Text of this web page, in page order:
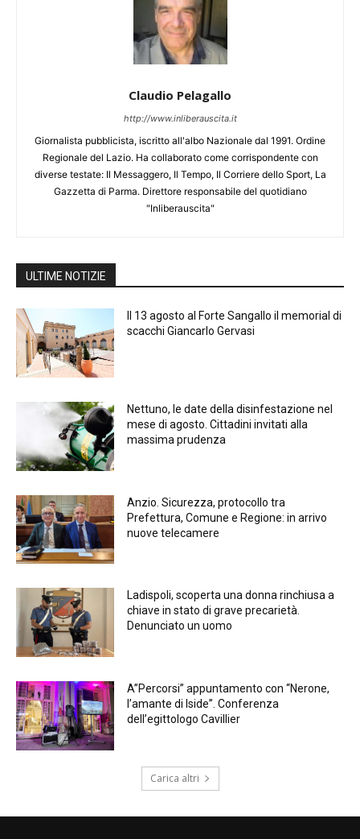
Claudio Pelagallo
http://www.inliberauscita.it
Giornalista pubblicista, iscritto all'albo Nazionale dal 1991. Ordine
Regionale del Lazio. Ha collaborato come corrispondente con
diverse testate: Il Messaggero, Il Tempo, Il Corriere dello Sport, La
Gazzetta di Parma. Direttore responsabile del quotidiano
"Inliberauscita"
ULTIME NOTIZIE
Il 13 agosto al Forte Sangallo il memorial di
scacchi Giancarlo Gervasi
Nettuno, le date della disinfestazione nel
mese di agosto. Cittadini invitati alla
massima prudenza
Anzio. Sicurezza, protocollo tra
Prefettura, Comune e Regione: in arrivo
nuove telecamere
Ladispoli, scoperta una donna rinchiusa a
chiave in stato di grave precarietà.
Denunciato un uomo
A”Percorsi” appuntamento con “Nerone,
l’amante di Iside”. Conferenza
dell’egittologo Cavillier
Carica altri